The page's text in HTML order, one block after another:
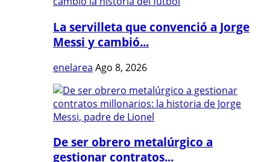
La servilleta que convenció a Jorge
Messi y cambió...
enelarea Ago 8, 2026
De ser obrero metalúrgico a
gestionar contratos...